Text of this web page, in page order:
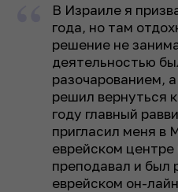
В Израиле я
года, но там
решение не
деятельностью
разочарованием,
решил вернуться
году главный
пригласил меня в
еврейском
преподавал и был
еврейском он-